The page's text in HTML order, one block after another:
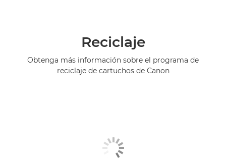
Reciclaje
Obtenga más información sobre el programa de
reciclaje de cartuchos de Canon